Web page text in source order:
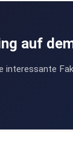
auf
interessante